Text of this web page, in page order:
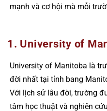
mạnh và cơ hội mà mỗi
1. University of
University of Manitoba là
đời nhất tại tỉnh bang
Với lịch sử lâu đời, trường
tâm học thuật và nghiên